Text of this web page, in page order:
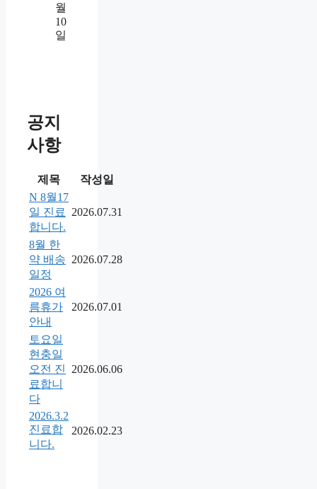
월
10
일
공지
사항
제목
작성일
N 8월17
일 진료
합니다.
2026.07.31
8월 한
약 배송
일정
2026.07.28
2026 여
름휴가
안내
2026.07.01
토요일
현충일
오전 진
료합니
다
2026.06.06
2026.3.2
진료합
니다.
2026.02.23